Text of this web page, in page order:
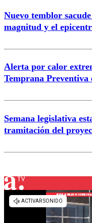
Nuevo temblor
magnitud y el
Alerta por calor
Temprana Preventiva
Semana legislativa
tramitación del